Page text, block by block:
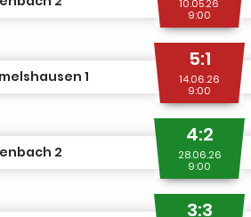
10.05.26
9:00
1
5:1
14.06.26
9:00
2
4:2
28.06.26
9:00
3:3